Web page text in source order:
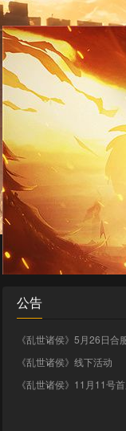
公告
《乱世诸侯》5月26日合
《乱世诸侯》线下活动
《乱世诸侯》11月11号